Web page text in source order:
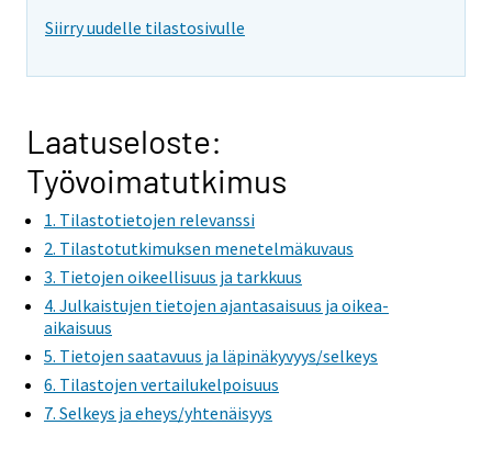
Siirry uudelle tilastosivulle
Laatuseloste:
Työvoimatutkimus
1. Tilastotietojen relevanssi
2. Tilastotutkimuksen menetelmäkuvaus
3. Tietojen oikeellisuus ja tarkkuus
4. Julkaistujen tietojen ajantasaisuus ja oikea-
aikaisuus
5. Tietojen saatavuus ja läpinäkyvyys/selkeys
6. Tilastojen vertailukelpoisuus
7. Selkeys ja eheys/yhtenäisyys